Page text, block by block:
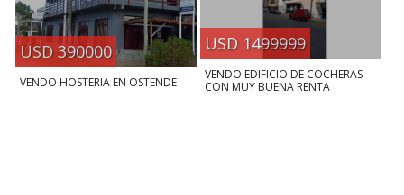
USD 390000
VENDO HOSTERIA EN OSTENDE
USD 1499999
VENDO EDIFICIO DE COCHERAS
CON MUY BUENA RENTA